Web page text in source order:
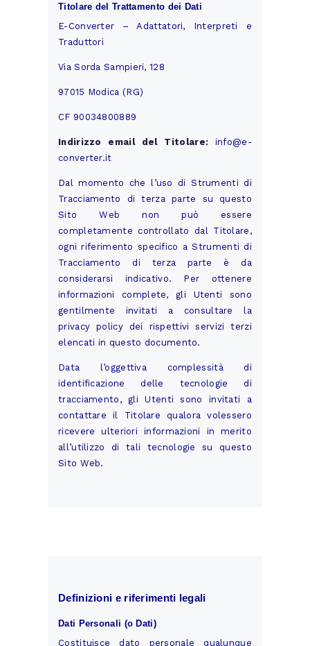
Titolare del Trattamento dei Dati
E-Converter – Adattatori, Interpreti e
Traduttori
Via Sorda Sampieri, 128
97015 Modica (RG)
CF 90034800889
Indirizzo email del Titolare:
info@e-
converter.it
Dal momento che l’uso di Strumenti di
Tracciamento di terza parte su questo
Sito Web non può essere
completamente controllato dal Titolare,
ogni riferimento specifico a Strumenti di
Tracciamento di terza parte è da
considerarsi indicativo. Per ottenere
informazioni complete, gli Utenti sono
gentilmente invitati a consultare la
privacy policy dei rispettivi servizi terzi
elencati in questo documento.
Data l’oggettiva complessità di
identificazione delle tecnologie di
tracciamento, gli Utenti sono invitati a
contattare il Titolare qualora volessero
ricevere ulteriori informazioni in merito
all’utilizzo di tali tecnologie su questo
Sito Web.
Definizioni e riferimenti legali
Dati Personali (o Dati)
Costituisce dato personale qualunque